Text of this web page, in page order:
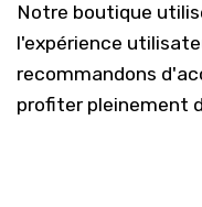
Notre boutique
l'expérience
recommandons
profiter pleinement